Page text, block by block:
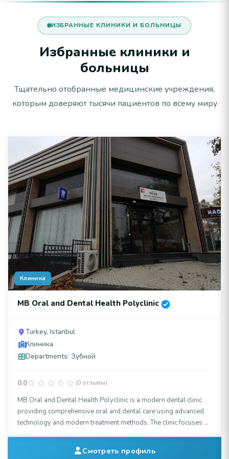
ИЗБРАННЫЕ КЛИНИКИ И БОЛЬНИЦЫ
Избранные клиники и
больницы
Тщательно отобранные медицинские учреждения,
которым доверяют тысячи пациентов по всему миру
Клиника
MB Oral and Dental Health Polyclinic
Turkey, Istanbul
Клиника
Departments: Зубной
0.0 (0 отзывы)
MB Oral and Dental Health Polyclinic is a modern dental clinic
providing comprehensive oral and dental care using advanced
technology and modern treatment methods. The clinic focuses on
patient comfort, personalized treatment plans, and achieving
healthy, aesthetic smiles through high-quality dental services.
Смотреть профиль